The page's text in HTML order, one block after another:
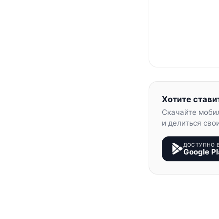
Хотите
Скачайте
и делиться
ДОСТУПНО
Google